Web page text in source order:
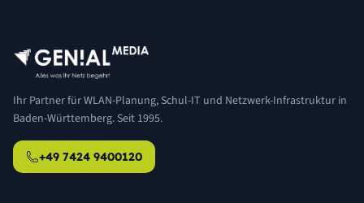
Ihr Partner für WLAN-Planung, Schul-IT und Netzwerk-Infrastruktur in
Baden-Württemberg. Seit 1995.
+49 7424 9400120